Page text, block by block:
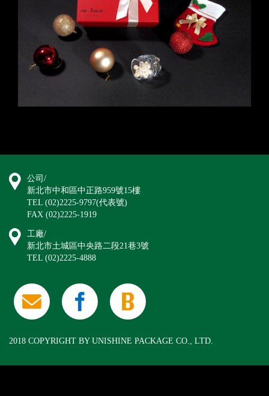
公司/
新北市中和區中正路959號15樓
TEL (02)2225-9797(代表號)
FAX (02)2225-1919
工廠/
新北市土城區中央路二段21巷3號
TEL (02)2225-4888
2018 COPYRIGHT BY UNISHINE PACKAGE CO., LTD.